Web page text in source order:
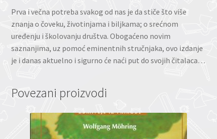
Prva i večna potreba svakog od nas je da stiče što više
znanja o čoveku, životinjama i biljkama; o srećnom
uređenju i školovanju društva. Obogaćeno novim
saznanjima, uz pomoć eminentnih stručnjaka, ovo izdanje
je i danas aktuelno i sigurno će naći put do svojih čitalaca…
Povezani proizvodi